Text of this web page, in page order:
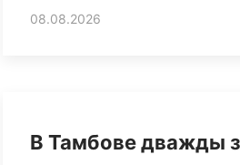
08.08.2026
В Тамбове дважды